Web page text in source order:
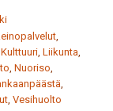
,
Kulttuuri, Liikunta,
, Nuoriso,
,
, Vesihuolto